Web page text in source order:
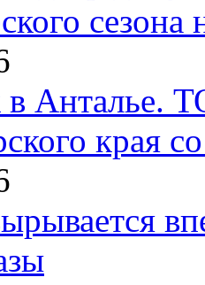
в Анталье.
края